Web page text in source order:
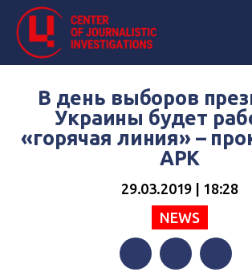
В день выборов
Украины будет
«горячая линия» –
АРК
29.03.2019 | 18:28
NEWS